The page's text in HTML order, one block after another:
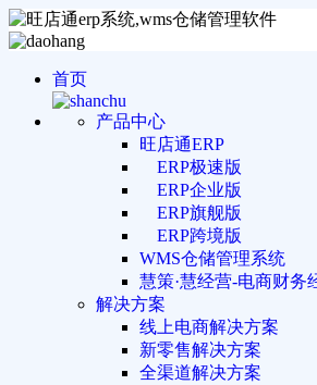
首页
产品中心
旺店通ERP
ERP极速版
ERP企业版
ERP旗舰版
ERP跨境版
WMS仓储管理系统
慧策·慧经营-电商财务
解决方案
线上电商解决方案
新零售解决方案
全渠道解决方案